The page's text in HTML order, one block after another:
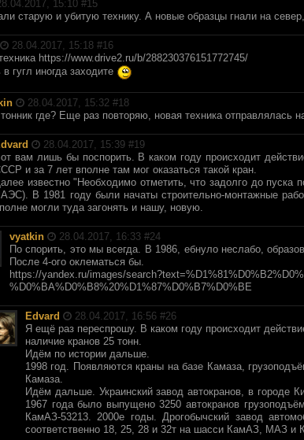
15:10 #15
старую и убитую технику. А новые образцы гнали на
28.04.2017, 15:18 #16
https://www.drive2.ru/b/288230376151772745/
гугл иногда заходите
28.04.2017, 15:32 #18
где? Еще раз повторяю, новая техника отправлялась
28.04.2017, 15:39 #19
вам лишь бы поспорить. В каком году происходит
и за 7 лет вполне там мог оказаться такой кран.
известно "Необходимо отметить, что задолго до пуска
В 1981 году были начаты строительно-монтажные
могли туда загонять и нашу, новую.
vyatkin 28.04.2017, 16:33 #24
По спорить, это мы всегда. В 1986, ебнуло неслабо,
После 4-ого оклематься бы.
https://yandex.ru/images/
%D0%BA%D0%B8%20%D1%87%D0%B7%D0%BE
Edvard 28.04.2017, 16:56 #26
Я ещё раз переспрошу. В каком году происходит
наличие кранов 25 тонн.
Идём по истории дальше.
1998 год. Появляются краны на базе Камаза,
Камаза.
Идём дальше. Украинский завод автокранов, в городе
1967 года было выпущено 3250 автокранов
КамАЗ-53213. 2000е годы. Дрогобычский завод
соответственно 18, 25, 28 и 32т на шасси КамАЗ, МАЗ и